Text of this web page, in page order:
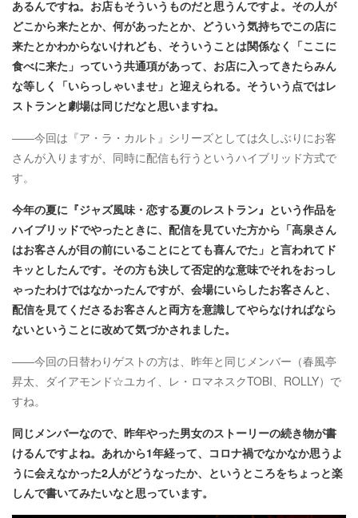
あるんですね。お店もそういうものだと思うんですよ。その人が
どこから来たとか、何があったとか、どういう気持ちでこの店に
来たとかわからないけれども、そういうことは関係なく「ここに
食べに来た」っていう共通項があって、お店に入ってきたらみん
な等しく「いらっしゃいませ」と迎えられる。そういう点ではレ
ストランと劇場は同じだなと思いますね。
――今回は『ア・ラ・カルト』シリーズとしては久しぶりにお客
さんが入りますが、同時に配信も行うというハイブリッド方式で
す。
今年の夏に『ジャズ風味・恋する夏のレストラン』という作品を
ハイブリッドでやったときに、配信を見ていた方から「高泉さん
はお客さんが目の前にいることにとても喜んでた」と言われてド
キッとしたんです。その方も決して否定的な意味でそれをおっし
ゃったわけではなかったんですが、会場にいらしたお客さんと、
配信を見てくださるお客さんと両方を意識してやらなければなら
ないということに改めて気づかされました​。
――今回の日替わりゲストの方は、昨年と同じメンバー（春風亭
昇太、ダイアモンド☆ユカイ、レ・ロマネスクTOBI、ROLLY）で
すね。
同じメンバーなので、昨年やった男女のストーリーの続き物が書
けるんですよね。あれから1年経って、コロナ禍でなかなか思うよ
うに会えなかった2人がどうなったか、というところをちょっと楽
しんで書いてみたいなと思っています。